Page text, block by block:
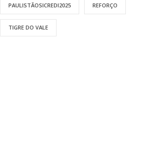
PAULISTÃOSICREDI2025 REFORÇO
TIGRE DO VALE